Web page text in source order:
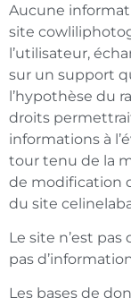
Aucune
site
l’utilisateur,
sur un support
l’hypothèse du
droits
informations à
tour tenu de la
de modification
du site
Le site n’est pas
pas
Les bases de